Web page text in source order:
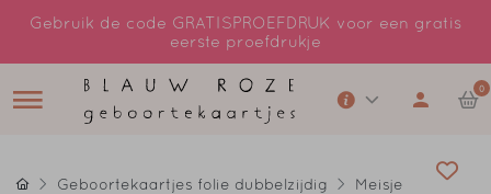
Gebruik de code GRATISPROEFDRUK voor een gratis
eerste proefdrukje
0
Geboortekaartjes folie dubbelzijdig Meisje